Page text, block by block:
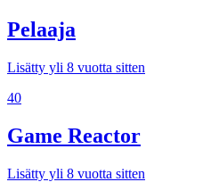
Pelaaja
Lisätty yli 8 vuotta sitten
40
Game Reactor
Lisätty yli 8 vuotta sitten